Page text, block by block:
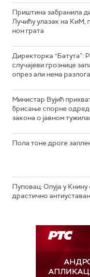
Приштина забранила
Лучићу улазак на КиМ,
нон грата
Директорка "Батута”:
случајеви грознице
опрез али нема
Министар Вујић
брисање спорне
закона o јавном
Пола тоне дроге
Пуповац: Олуја у
драстично